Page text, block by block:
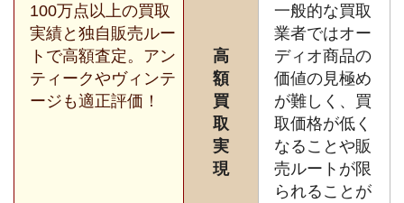
100万点以上の買取
実績と独自販売ルー
トで高額査定。アン
ティークやヴィンテ
ージも適正評価！
高
額
買
取
実
現
一般的な買取
業者ではオー
ディオ商品の
価値の見極め
が難しく、買
取価格が低く
なることや販
売ルートが限
られることが